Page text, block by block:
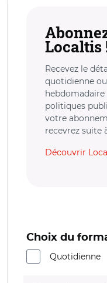
Localtis
Recevez le
quotidienne
hebdomadaire
politiques
votre
recevrez suite
Découvrir
Choix du
Quotidienne